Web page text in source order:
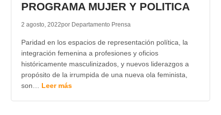
PROGRAMA MUJER Y POLITICA
2 agosto, 2022por Departamento Prensa
Paridad en los espacios de representación política, la
integración femenina a profesiones y oficios
históricamente masculinizados, y nuevos liderazgos a
propósito de la irrumpida de una nueva ola feminista,
son… Leer más